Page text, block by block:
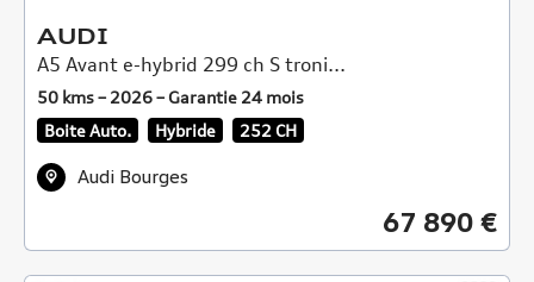
AUDI
A5 Avant e-hybrid 299 ch S troni...
50 kms – 2026 – Garantie 24 mois
Boite Auto.
Hybride 252 CH
Audi Bourges
67 890 €